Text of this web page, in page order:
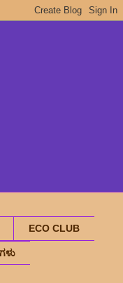
ECO CLUB